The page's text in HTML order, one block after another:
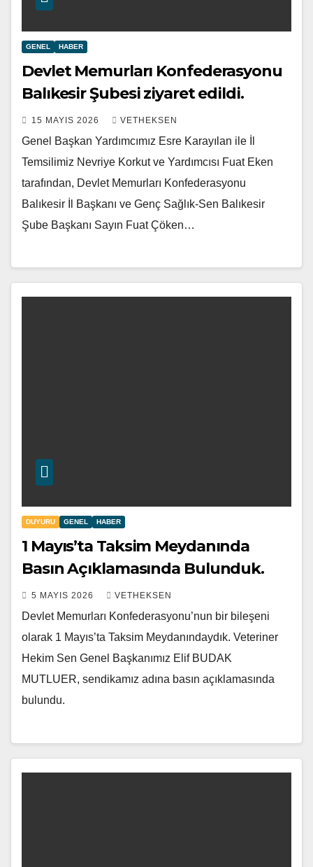
GENEL HABER
Devlet Memurları Konfederasyonu
Balıkesir Şubesi ziyaret edildi.
15 MAYIS 2026 VETHEKSEN
Genel Başkan Yardımcımız Esre Karayılan ile İl
Temsilimiz Nevriye Korkut ve Yardımcısı Fuat Eken
tarafından, Devlet Memurları Konfederasyonu
Balıkesir İl Başkanı ve Genç Sağlık-Sen Balıkesir
Şube Başkanı Sayın Fuat Çöken…
DUYURU GENEL HABER
1 Mayıs’ta Taksim Meydanında
Basın Açıklamasında Bulunduk.
5 MAYIS 2026 VETHEKSEN
Devlet Memurları Konfederasyonu’nun bir bileşeni
olarak 1 Mayıs’ta Taksim Meydanındaydık. Veteriner
Hekim Sen Genel Başkanımız Elif BUDAK
MUTLUER, sendikamız adına basın açıklamasında
bulundu.